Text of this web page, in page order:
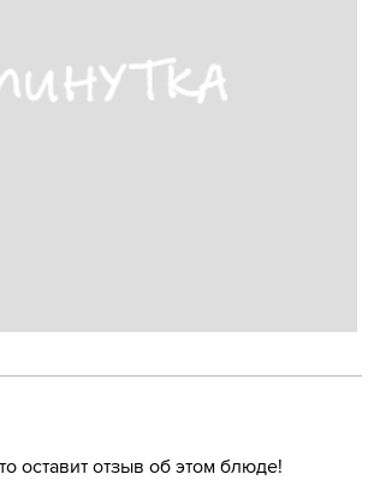
оставит отзыв об этом блюде!